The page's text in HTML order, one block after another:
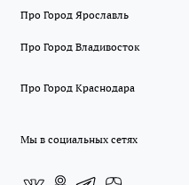
Про Город Ярославль
Про Город Владивосток
Про Город Краснодара
Мы в социальных сетях